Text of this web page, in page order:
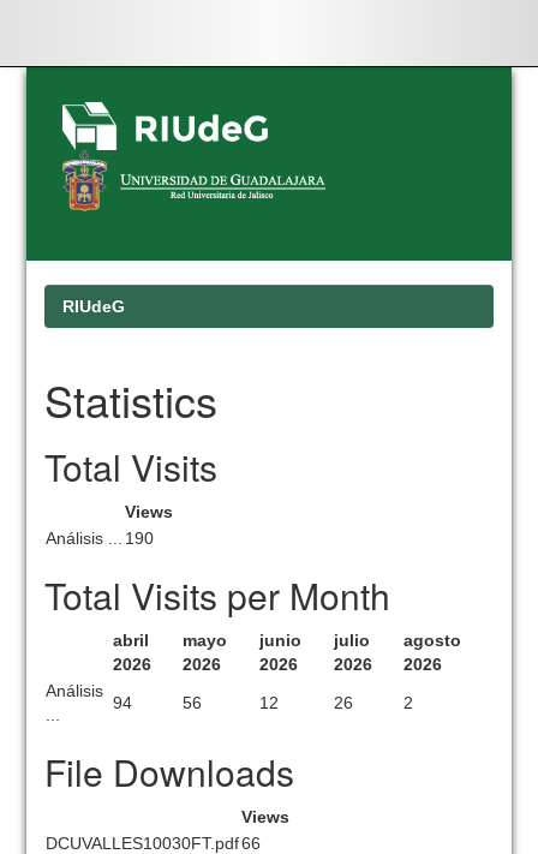
Skip
navigation
RIUdeG
Statistics
Total Visits
Views
Análisis ...
190
Total Visits per Month
abril
2026
mayo
2026
junio
2026
julio
2026
agosto
2026
Análisis
94 56 12 26 2
File Downloads
Views
DCUVALLES10030FT.pdf66